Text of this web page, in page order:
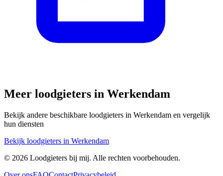
Meer loodgieters in Werkendam
Bekijk andere beschikbare loodgieters in Werkendam en vergelijk
hun diensten
Bekijk loodgieters in Werkendam
© 2026 Loodgieters bij mij. Alle rechten voorbehouden.